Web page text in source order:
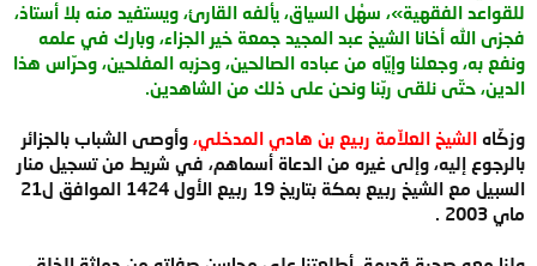
للقواعد الفقهية»، سهْل السياق، يألفه القارئ، ويستفيد منه بلا أستاذ،
فجزى الله أخانا الشيخ عبد المجيد جمعة خير الجزاء، وبارك في علمه
ونفع به، وجعلنا وإيّاه من عباده الصالحين، وحزبه المفلحين، وحرّاس هذا
الدين، حتّى نلقى ربّنا ونحن على ذلك من الشاهدين.
وزكّاه الشيخ العلاّمة ربيع بن هادي المدخلي، وأوصى الشباب بالجزائر
بالرجوع إليه، وإلى غيره من الدعاة أسماهم، في شريط من تسجيل منار
السبيل مع الشيخ ربيع بمكة بتاريخ 19 ربيع الأول 1424 الموافق ل21
ماي 2003 .